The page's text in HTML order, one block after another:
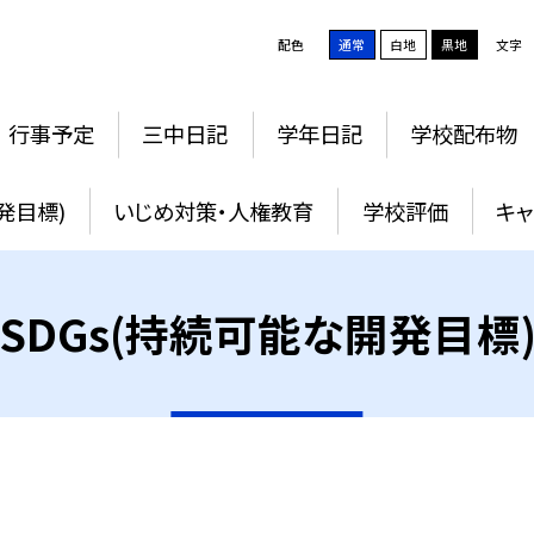
配色 通常 白地 黒地 文字
行事予定 三中日記 学年日記 学校配布物
目標) いじめ対策・人権教育 学校評価 キ
持続可能な開発目標